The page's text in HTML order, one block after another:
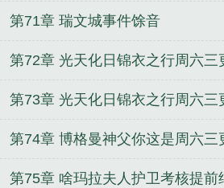
第71章 瑞文城事件馀音
第72章 光天化日锦衣之行周六三
第73章 光天化日锦衣之行周六三
第74章 博格曼神父你这是周六三
第75章 啥玛拉夫人护卫考核提前